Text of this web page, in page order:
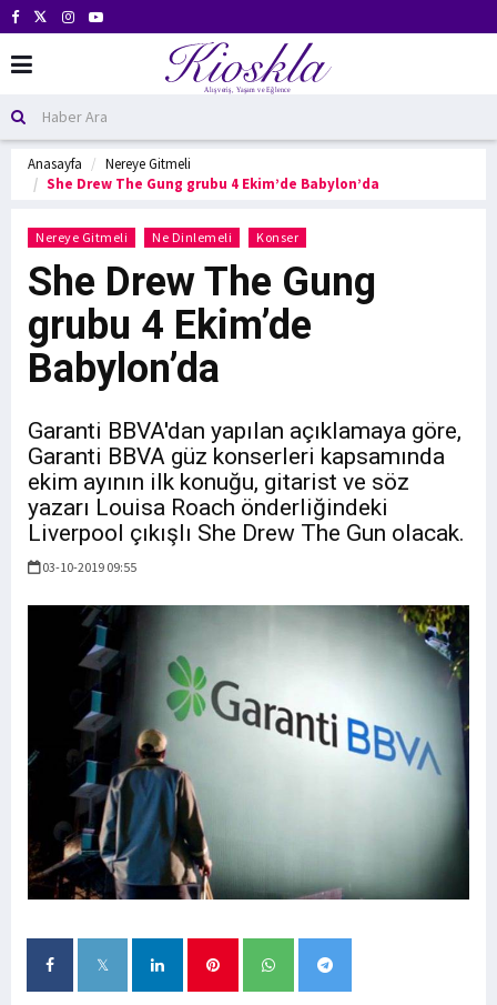
Anasayfa
Nereye Gitmeli
She Drew The Gung grubu 4 Ekim’de Babylon’da
Nereye Gitmeli Ne Dinlemeli Konser
She Drew The Gung
grubu 4 Ekim’de
Babylon’da
Garanti BBVA'dan yapılan açıklamaya göre,
Garanti BBVA güz konserleri kapsamında
ekim ayının ilk konuğu, gitarist ve söz
yazarı Louisa Roach önderliğindeki
Liverpool çıkışlı She Drew The Gun olacak.
03-10-2019 09:55